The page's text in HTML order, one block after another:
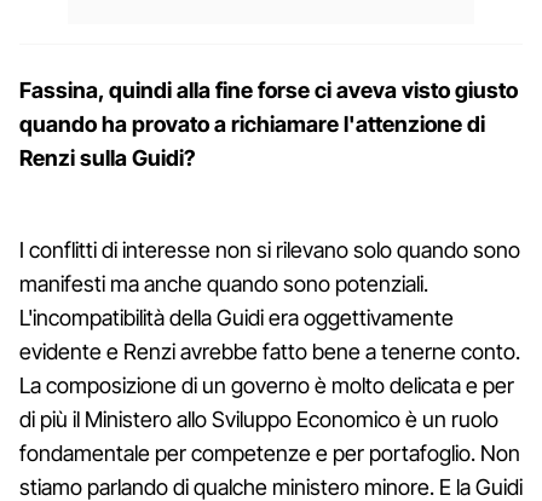
Fassina, quindi alla fine forse ci aveva visto giusto
quando ha provato a richiamare l'attenzione di
Renzi sulla Guidi?
I conflitti di interesse non si rilevano solo quando sono
manifesti ma anche quando sono potenziali.
L'incompatibilità della Guidi era oggettivamente
evidente e Renzi avrebbe fatto bene a tenerne conto.
La composizione di un governo è molto delicata e per
di più il Ministero allo Sviluppo Economico è un ruolo
fondamentale per competenze e per portafoglio. Non
stiamo parlando di qualche ministero minore. E la Guidi